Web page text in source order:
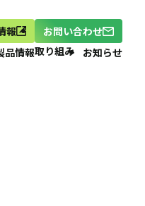
品情報取り組み お知らせ
報 お問い合わせ